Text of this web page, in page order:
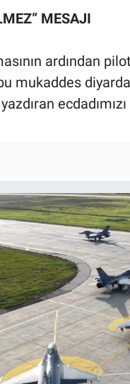
MESAJI
ardından
mukaddes